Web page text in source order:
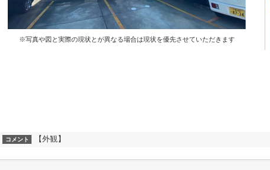
※写真や図と実際の現状とが異なる場合は現状を優先させていただきます
コメント 【外観】